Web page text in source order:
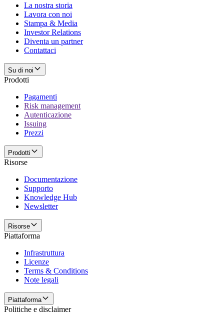
La nostra storia
Lavora con noi
Stampa & Media
Investor Relations
Diventa un partner
Contattaci
Su di noi
Prodotti
Pagamenti
Risk management
Autenticazione
Issuing
Prezzi
Prodotti
Risorse
Documentazione
Supporto
Knowledge Hub
Newsletter
Risorse
Piattaforma
Infrastruttura
Licenze
Terms & Conditions
Note legali
Piattaforma
Politiche e disclaimer